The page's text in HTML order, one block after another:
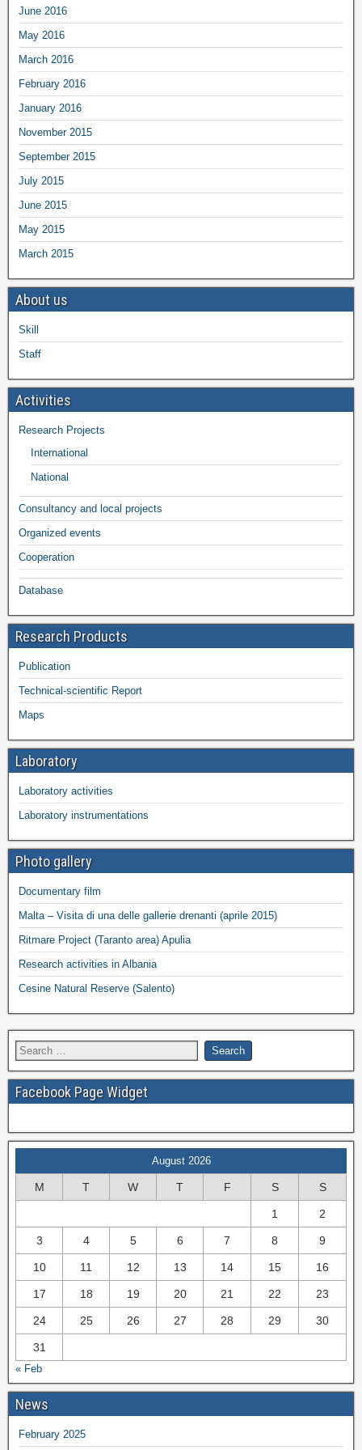
June 2016
May 2016
March 2016
February 2016
January 2016
November 2015
September 2015
July 2015
June 2015
May 2015
March 2015
About us
Skill
Staff
Activities
Research Projects
International
National
Consultancy and local projects
Organized events
Cooperation
Database
Research Products
Publication
Technical-scientific Report
Maps
Laboratory
Laboratory activities
Laboratory instrumentations
Photo gallery
Documentary film
Malta – Visita di una delle gallerie drenanti (aprile 2015)
Ritmare Project (Taranto area) Apulia
Research activities in Albania
Cesine Natural Reserve (Salento)
Facebook Page Widget
August 2026
M T W T F S S
1 2
3 4 5 6 7 8 9
10 11 12 13 14 15 16
17 18 19 20 21 22 23
24 25 26 27 28 29 30
31
« Feb
News
February 2025